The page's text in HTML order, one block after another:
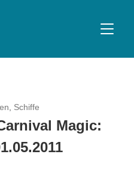
Schiffe
Magic: